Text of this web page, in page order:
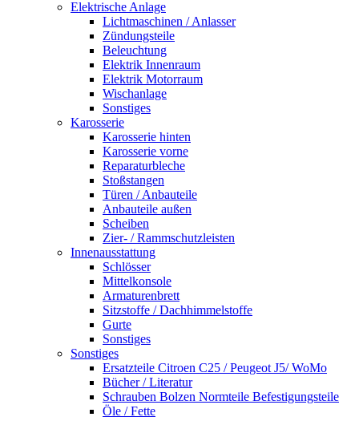
Elektrische Anlage
Lichtmaschinen / Anlasser
Zündungsteile
Beleuchtung
Elektrik Innenraum
Elektrik Motorraum
Wischanlage
Sonstiges
Karosserie
Karosserie hinten
Karosserie vorne
Reparaturbleche
Stoßstangen
Türen / Anbauteile
Anbauteile außen
Scheiben
Zier- / Rammschutzleisten
Innenausstattung
Schlösser
Mittelkonsole
Armaturenbrett
Sitzstoffe / Dachhimmelstoffe
Gurte
Sonstiges
Sonstiges
Ersatzteile Citroen C25 / Peugeot J5/ WoMo
Bücher / Literatur
Schrauben Bolzen Normteile Befestigungsteile
Öle / Fette